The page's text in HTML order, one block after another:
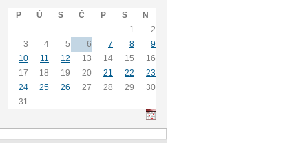
P Ú S Č P S
N
1
2
3
4 5 6 7 8
9
10
11 12 13 14 15
16
17
18 19 20 21 22
23
24
25 26 27 28 29
30
31